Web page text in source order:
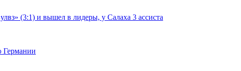
(3:1) и вышел в лидеры, у Салаха 3 ассиста
Германии